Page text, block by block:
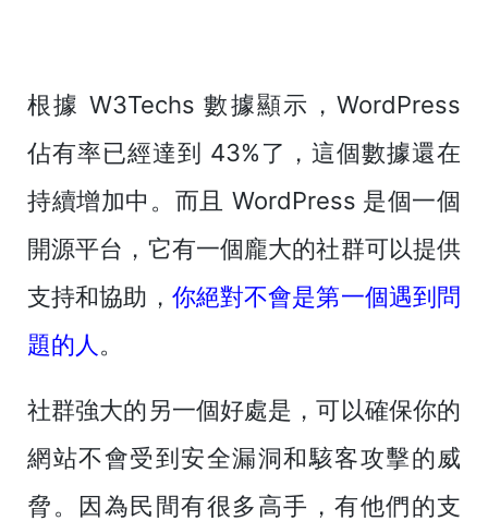
根據 W3Techs 數據顯示，WordPress
佔有率已經達到 43%了，這個數據還在
持續增加中。而且 WordPress 是個一個
開源平台，它有一個龐大的社群可以提供
支持和協助， 你絕對不會是第一個遇到問
題的人 。
社群強大的另一個好處是，可以確保你的
網站不會受到安全漏洞和駭客攻擊的威
脅。因為民間有很多高手，有他們的支